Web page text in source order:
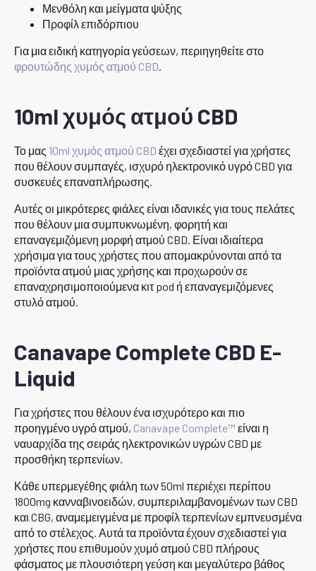
Μενθόλη και μείγματα ψύξης
Προφίλ επιδόρπιου
Για μια ειδική κατηγορία γεύσεων, περιηγηθείτε στο
φρουτώδης χυμός ατμού CBD.
10ml χυμός ατμού CBD
Το μας 10ml χυμός ατμού CBD έχει σχεδιαστεί για χρήστες
που θέλουν συμπαγές, ισχυρό ηλεκτρονικό υγρό CBD για
συσκευές επαναπλήρωσης.
Αυτές οι μικρότερες φιάλες είναι ιδανικές για τους πελάτες
που θέλουν μια συμπυκνωμένη, φορητή και
επαναγεμιζόμενη μορφή ατμού CBD. Είναι ιδιαίτερα
χρήσιμα για τους χρήστες που απομακρύνονται από τα
προϊόντα ατμού μιας χρήσης και προχωρούν σε
επαναχρησιμοποιούμενα κιτ pod ή επαναγεμιζόμενες
στυλό ατμού.
Canavape Complete CBD E-
Liquid
Για χρήστες που θέλουν ένα ισχυρότερο και πιο
προηγμένο υγρό ατμού, Canavape Complete™ είναι η
ναυαρχίδα της σειράς ηλεκτρονικών υγρών CBD με
προσθήκη τερπενίων.
Κάθε υπερμεγέθης φιάλη των 50ml περιέχει περίπου
1800mg κανναβινοειδών, συμπεριλαμβανομένων των CBD
και CBG, αναμεμειγμένα με προφίλ τερπενίων εμπνευσμένα
από το στέλεχος. Αυτά τα προϊόντα έχουν σχεδιαστεί για
χρήστες που επιθυμούν χυμό ατμού CBD πλήρους
φάσματος με πλουσιότερη γεύση και μεγαλύτερο βάθος